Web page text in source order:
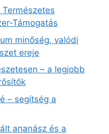
Természetes
minőség, valódi
ereje
– a legjobb
– segítség a
ananász és a